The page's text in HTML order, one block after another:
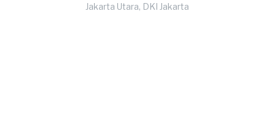
Jakarta Utara, DKI Jakarta